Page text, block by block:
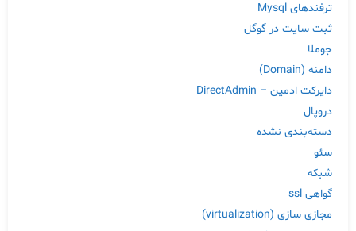
ترفندهای Mysql
ثبت سایت در گوگل
جوملا
دامنه (Domain)
دایرکت ادمین – DirectAdmin
دروپال
دسته‌بندی نشده
سئو
شبکه
گواهی ssl
مجازی سازی (virtualization)